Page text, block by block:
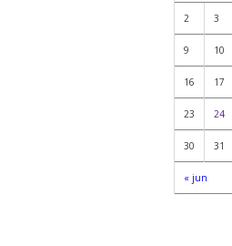
« jun
2 3
9 10
16 17
23 24
30 31